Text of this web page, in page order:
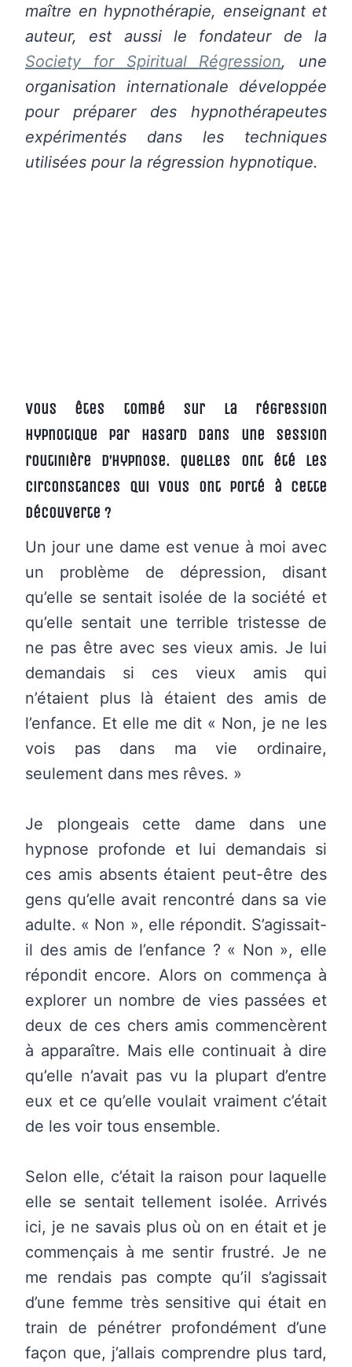
maître en hypnothérapie, enseignant et
auteur, est aussi le fondateur de la
Society for Spiritual Régression, une
organisation internationale développée
pour préparer des hypnothérapeutes
expérimentés dans les techniques
utilisées pour la régression hypnotique.
Vous êtes tombé sur la régression
hypnotique par hasard dans une session
routinière d’hypnose. Quelles ont été les
circonstances qui vous ont porté à cette
découverte ?
Un jour une dame est venue à moi avec
un problème de dépression, disant
qu’elle se sentait isolée de la société et
qu’elle sentait une terrible tristesse de
ne pas être avec ses vieux amis. Je lui
demandais si ces vieux amis qui
n’étaient plus là étaient des amis de
l’enfance. Et elle me dit « Non, je ne les
vois pas dans ma vie ordinaire,
seulement dans mes rêves. »
Je plongeais cette dame dans une
hypnose profonde et lui demandais si
ces amis absents étaient peut-être des
gens qu’elle avait rencontré dans sa vie
adulte. « Non », elle répondit. S’agissait-
il des amis de l’enfance ? « Non », elle
répondit encore. Alors on commença à
explorer un nombre de vies passées et
deux de ces chers amis commencèrent
à apparaître. Mais elle continuait à dire
qu’elle n’avait pas vu la plupart d’entre
eux et ce qu’elle voulait vraiment c’était
de les voir tous ensemble.
Selon elle, c’était la raison pour laquelle
elle se sentait tellement isolée. Arrivés
ici, je ne savais plus où on en était et je
commençais à me sentir frustré. Je ne
me rendais pas compte qu’il s’agissait
d’une femme très sensitive qui était en
train de pénétrer profondément d’une
façon que, j’allais comprendre plus tard,